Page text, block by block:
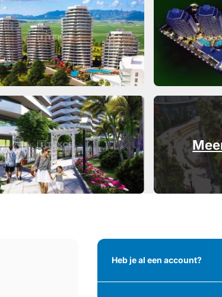
Heb je al een account?